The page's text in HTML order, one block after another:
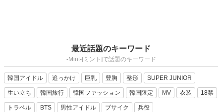
最近話題のキーワード
-Mint-[ミント]で話題のキーワード
韓国アイドル 追っかけ 巨乳 豊胸 整形 SUPER JUNIOR
生い立ち 韓国旅行 韓国ファッション 韓国限定 MV 衣装 18禁
トラベル BTS 男性アイドル ブサイク 兵役